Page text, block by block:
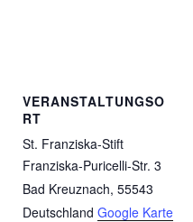
VERANSTALTUNGSO
RT
St. Franziska-Stift
Franziska-Puricelli-Str. 3
Bad Kreuznach, 55543
Deutschland Google Karte